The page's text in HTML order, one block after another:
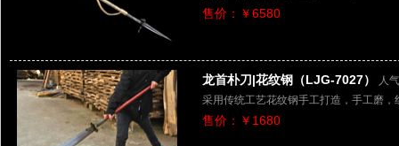
售价：￥6580
龙首朴刀|花纹钢（LJG-7027）
人
采用传统工艺花纹钢手工打造，手工磨，
售价：￥1680